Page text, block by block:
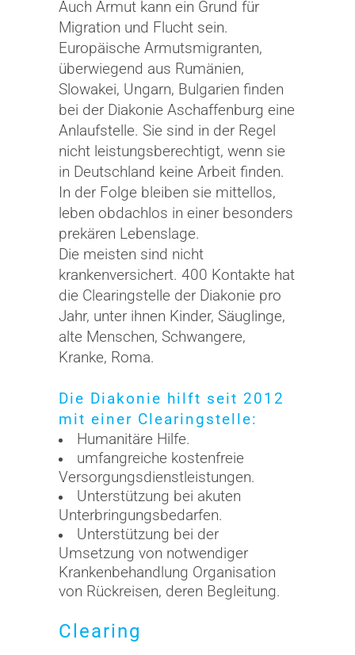
Auch Armut kann ein Grund für
Migration und Flucht sein.
Europäische Armutsmigranten,
überwiegend aus Rumänien,
Slowakei, Ungarn, Bulgarien finden
bei der Diakonie Aschaffenburg eine
Anlaufstelle. Sie sind in der Regel
nicht leistungsberechtigt, wenn sie
in Deutschland keine Arbeit finden.
In der Folge bleiben sie mittellos,
leben obdachlos in einer besonders
prekären Lebenslage.
Die meisten sind nicht
krankenversichert. 400 Kontakte hat
die Clearingstelle der Diakonie pro
Jahr, unter ihnen Kinder, Säuglinge,
alte Menschen, Schwangere,
Kranke, Roma.
Die Diakonie hilft seit 2012
mit einer Clearingstelle:
Humanitäre Hilfe.
umfangreiche kostenfreie
Versorgungsdienstleistungen.
Unterstützung bei akuten
Unterbringungsbedarfen.
Unterstützung bei der
Umsetzung von notwendiger
Krankenbehandlung Organisation
von Rückreisen, deren Begleitung.
Clearing